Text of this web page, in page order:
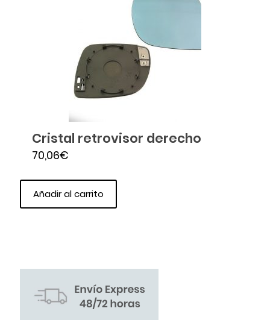
Cristal retrovisor derecho
70,06€
Añadir al carrito